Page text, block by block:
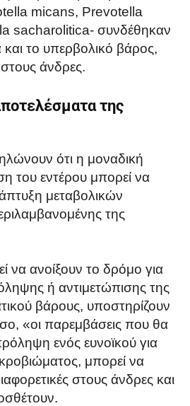
micans, Prevotella
sacharolitica- συνδέθηκαν
το υπερβολικό βάρος,
άνδρες.
της
ότι η μοναδική
του εντέρου μπορεί να
μεταβολικών
της
να ανοίξουν το δρόμο για
ή αντιμετώπισης της
βάρους, υποστηρίζουν
«οι παρεμβάσεις που θα
ενός ευνοϊκού για
μπορεί να
στους άνδρες και